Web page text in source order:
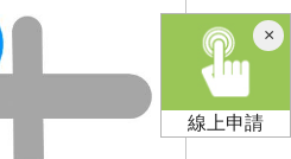
×關
閉
線上申請